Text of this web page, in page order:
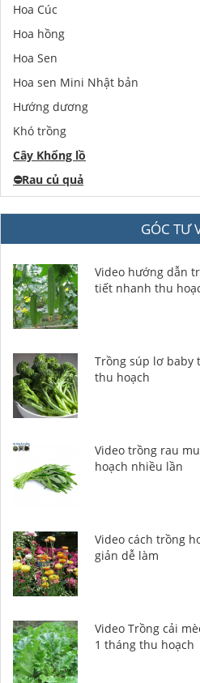
Hoa Cúc
Hoa hồng
Hoa Sen
Hoa sen Mini Nhật bản
Hướng dương
Khó trồng
Cây Khổng lồ
⛔️Rau củ quả
GÓC TƯ
Video hướng dẫn
tiết nhanh thu
Trồng súp lơ baby
thu hoạch
Video trồng rau
hoạch nhiều lần
Video cách trồng
giản dễ làm
Video Trồng cải
1 tháng thu hoạch